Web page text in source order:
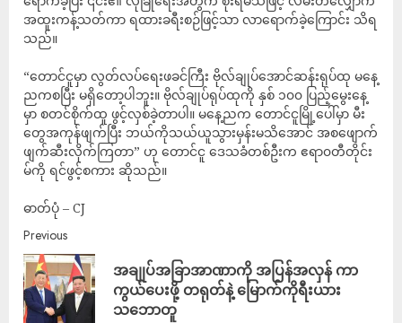
အထူးကန့်သတ်ကာ ရထားခရီးစဉ်ဖြင့်သာ လာရောက်ခဲ့ကြောင်း သိရ
သည်။
“တောင်ငူမှာ လွတ်လပ်ရေးဖခင်ကြီး ဗိုလ်ချုပ်အောင်ဆန်းရုပ်ထု မနေ့
ညကစပြီး မရှိတော့ပါဘူး။ ဗိုလ်ချုပ်ရုပ်ထုကို နှစ် ၁၀၀ ပြည့်မွေးနေ့
မှာ စတင်စိုက်ထူ ဖွင့်လှစ်ခဲ့တာပါ။ မနေ့ညက တောင်ငူမြို့ပေါ်မှာ မီး
တွေအကုန်ဖျက်ပြီး ဘယ်ကိုသယ်ယူသွားမှန်းမသိအောင် အစဖျောက်
ဖျက်ဆီးလိုက်ကြတာ” ဟု တောင်ငူ ဒေသခံတစ်ဦးက ဧရာ၀တီတိုင်း
မ်ကို ရင်ဖွင့်စကား ဆိုသည်။
ဓာတ်ပုံ – CJ
Previous
အချုပ်အခြာအာဏာကို အပြန်အလှန် ကာ
ကွယ်ပေးဖို့ တရုတ်နဲ့ မြောက်ကိုရီးယား
သဘောတူ